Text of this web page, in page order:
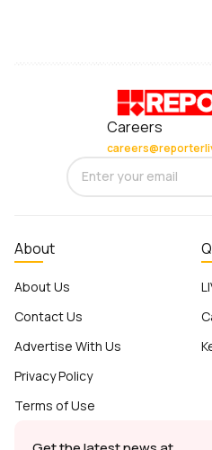
Careers
About
About Us
Contact Us
Advertise With Us
Privacy Policy
Terms of Use